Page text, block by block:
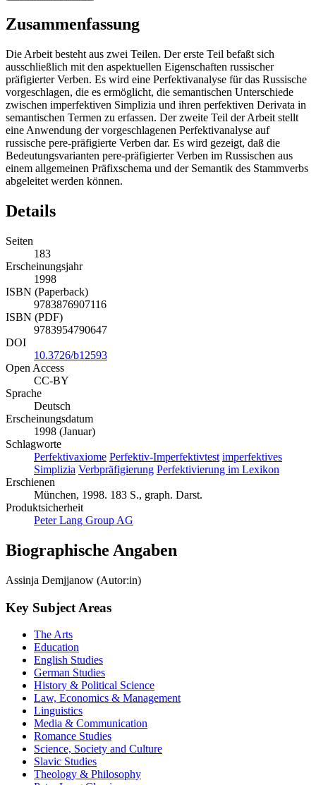
Zusammenfassung
Die Arbeit besteht aus zwei Teilen. Der erste Teil befaßt sich
ausschließlich mit den aspektuellen Eigenschaften russischer
präfigierter Verben. Es wird eine Perfektivanalyse für das Russische
vorgeschlagen, die es ermöglicht, die semantischen Unterschiede
zwischen imperfektiven Simplizia und ihren perfektiven Derivata in
semantischen Termen zu erfassen. Der zweite Teil der Arbeit stellt
eine Anwendung der vorgeschlagenen Perfektivanalyse auf
russische pere-präfigierte Verben dar. Es wird gezeigt, daß die
Bedeutungsvarianten pere-präfigierter Verben im Russischen aus
einem allgemeinen Präfixschema und der Semantik des Stammverbs
abgeleitet werden können.
Details
Seiten
183
Erscheinungsjahr
1998
ISBN (Paperback)
9783876907116
ISBN (PDF)
9783954790647
DOI
10.3726/b12593
Open Access
CC-BY
Sprache
Deutsch
Erscheinungsdatum
1998 (Januar)
Schlagworte
Perfektivaxiome Perfektiv-Imperfektivtest imperfektives
Simplizia Verbpräfigierung Perfektivierung im Lexikon
Erschienen
München, 1998. 183 S., graph. Darst.
Produktsicherheit
Peter Lang Group AG
Biographische Angaben
Assinja Demjjanow (Autor:in)
Key Subject Areas
The Arts
Education
English Studies
German Studies
History & Political Science
Law, Economics & Management
Linguistics
Media & Communication
Romance Studies
Science, Society and Culture
Slavic Studies
Theology & Philosophy